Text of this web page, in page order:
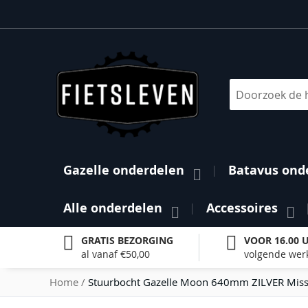
naar
Gazelle onderdelen Batavus
Alle onderdelen Accessoires
GRATIS BEZORGING
al vanaf €50,00
VOOR 16.00
volgende
Home Stuurbocht Gazelle Moon 640mm ZILVER